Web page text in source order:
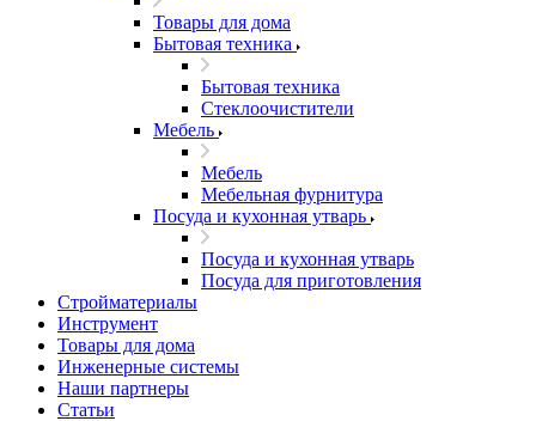
Товары для дома
Бытовая техника
Бытовая техника
Стеклоочистители
Мебель
Мебель
Мебельная фурнитура
Посуда и кухонная утварь
Посуда и кухонная утварь
Посуда для приготовления
Стройматериалы
Инструмент
Товары для дома
Инженерные системы
Наши партнеры
Статьи